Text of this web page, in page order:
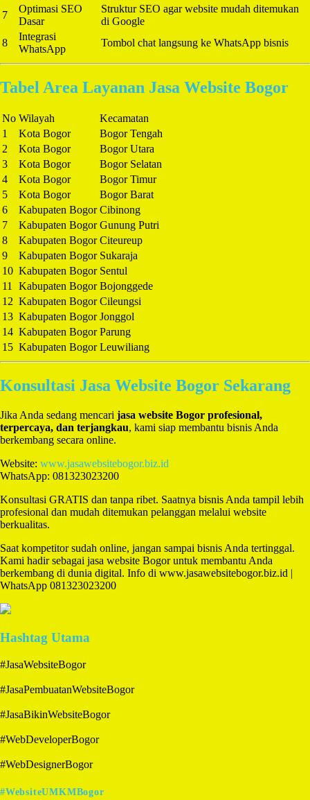
7
Optimasi SEO
Dasar
Struktur SEO agar website mudah ditemukan
di Google
8
Integrasi
WhatsApp
Tombol chat langsung ke WhatsApp bisnis
Tabel Area Layanan Jasa Website Bogor
No Wilayah
Kecamatan
1
Kota Bogor
Bogor Tengah
2
Kota Bogor
Bogor Utara
3
Kota Bogor
Bogor Selatan
4
Kota Bogor
Bogor Timur
5
Kota Bogor
Bogor Barat
6
Kabupaten Bogor Cibinong
7
Kabupaten Bogor Gunung Putri
8
Kabupaten Bogor Citeureup
9
Kabupaten Bogor Sukaraja
10 Kabupaten Bogor Sentul
11 Kabupaten Bogor Bojonggede
12 Kabupaten Bogor Cileungsi
13 Kabupaten Bogor Jonggol
14 Kabupaten Bogor Parung
15 Kabupaten Bogor Leuwiliang
Konsultasi Jasa Website Bogor Sekarang
Jika Anda sedang mencari jasa website Bogor profesional,
terpercaya, dan terjangkau, kami siap membantu bisnis Anda
berkembang secara online.
Website: www.jasawebsitebogor.biz.id
WhatsApp: 081323023200
Konsultasi GRATIS dan tanpa ribet. Saatnya bisnis Anda tampil lebih
profesional dan mudah ditemukan pelanggan melalui website
berkualitas.
Saat kompetitor sudah online, jangan sampai bisnis Anda tertinggal.
Kami hadir sebagai jasa website Bogor untuk membantu Anda
berkembang di dunia digital. Info di www.jasawebsitebogor.biz.id |
WhatsApp 081323023200
Hashtag Utama
#JasaWebsiteBogor
#JasaPembuatanWebsiteBogor
#JasaBikinWebsiteBogor
#WebDeveloperBogor
#WebDesignerBogor
#WebsiteUMKMBogor